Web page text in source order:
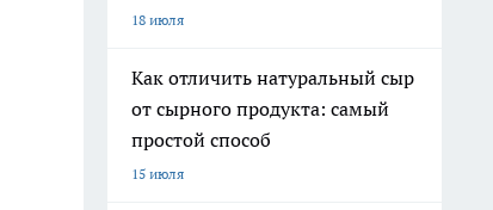
18 июля
Как отличить натуральный сыр
от сырного продукта: самый
простой способ
15 июля